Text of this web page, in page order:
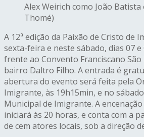
Alex Weirich como João Batista
Thomé)
A 12ª edição da Paixão de Cristo de
sexta-feira e neste sábado, dias 07 e
frente ao Convento Franciscano
bairro Daltro Filho. A entrada é
abertura do evento será feita pela
Imigrante, às 19h15min, e no
Municipal de Imigrante. A
iniciará às 20 horas, e conta com a
de cem atores locais, sob a direção